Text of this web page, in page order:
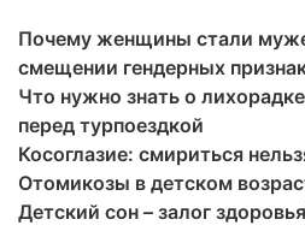
Почему женщины стали
смещении гендерных
Что нужно знать о
перед турпоездкой
Косоглазие: смириться
Отомикозы в детском
Детский сон – залог